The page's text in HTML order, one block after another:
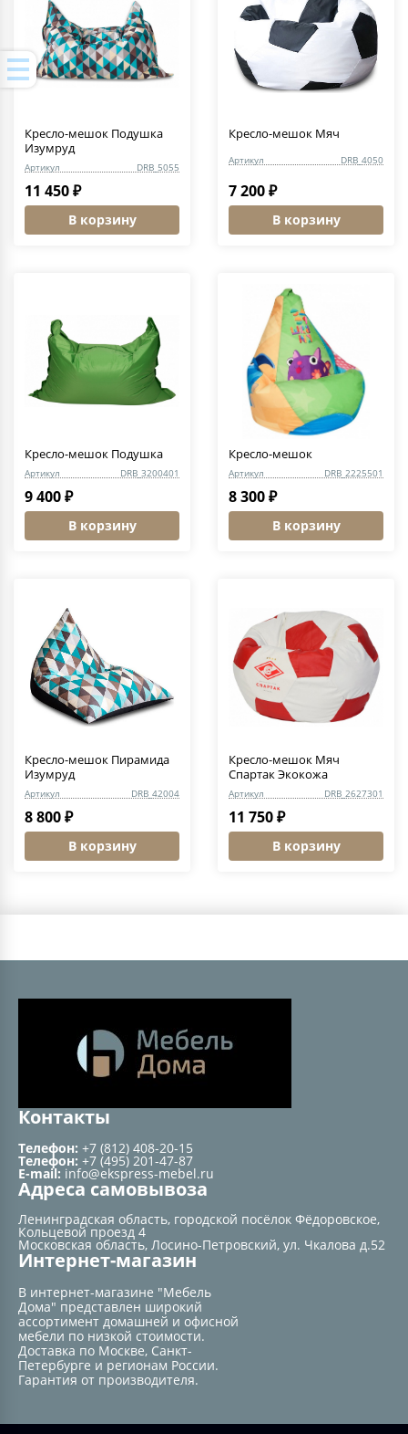
Кресло-мешок Подушка
Изумруд
Артикул DRB_5055
11 450 ₽
В корзину
Кресло-мешок Мяч
Артикул DRB_4050
7 200 ₽
В корзину
Кресло-мешок Подушка
Артикул DRB_3200401
9 400 ₽
В корзину
Кресло-мешок
Артикул DRB_2225501
8 300 ₽
В корзину
Кресло-мешок Пирамида
Изумруд
Артикул DRB_42004
8 800 ₽
В корзину
Кресло-мешок Мяч
Спартак Экокожа
Артикул DRB_2627301
11 750 ₽
В корзину
Контакты
Телефон: +7 (812) 408-20-15
Телефон: +7 (495) 201-47-87
E-mail: info@ekspress-mebel.ru
Адреса самовывоза
Ленинградская область, городской посёлок Фёдоровское,
Кольцевой проезд 4
Московская область, Лосино-Петровский, ул. Чкалова д.52
Интернет-магазин
В интернет-магазине "Мебель
Дома" представлен широкий
ассортимент домашней и офисной
мебели по низкой стоимости.
Доставка по Москве, Санкт-
Петербурге и регионам России.
Гарантия от производителя.